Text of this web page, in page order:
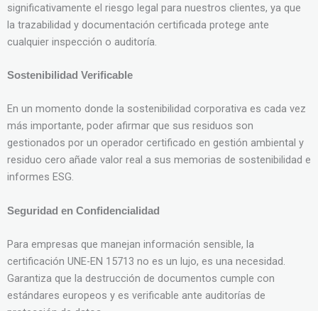
significativamente el riesgo legal para nuestros clientes, ya que
la trazabilidad y documentación certificada protege ante
cualquier inspección o auditoría.
Sostenibilidad Verificable
En un momento donde la sostenibilidad corporativa es cada vez
más importante, poder afirmar que sus residuos son
gestionados por un operador certificado en gestión ambiental y
residuo cero añade valor real a sus memorias de sostenibilidad e
informes ESG.
Seguridad en Confidencialidad
Para empresas que manejan información sensible, la
certificación UNE-EN 15713 no es un lujo, es una necesidad.
Garantiza que la destrucción de documentos cumple con
estándares europeos y es verificable ante auditorías de